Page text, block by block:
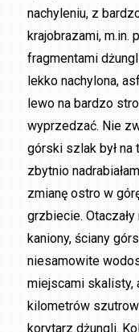
nachyleniu, z
krajobrazami, m.in.
fragmentami
lekko nachylona,
lewo na bardzo
wyprzedzać. Nie
górski szlak był na
zbytnio
zmianę ostro w
grzbiecie.
kaniony, ściany
niesamowite
miejscami skalisty,
kilometrów
korytarz dżungli.